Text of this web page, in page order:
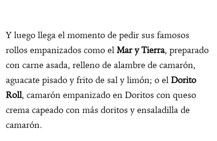
Y luego llega el momento de pedir sus famosos
rollos empanizados como el Mar y Tierra, preparado
con carne asada, relleno de alambre de camarón,
aguacate pisado y frito de sal y limón; o el Dorito
Roll, camarón empanizado en Doritos con queso
crema capeado con más doritos y ensaladilla de
camarón.